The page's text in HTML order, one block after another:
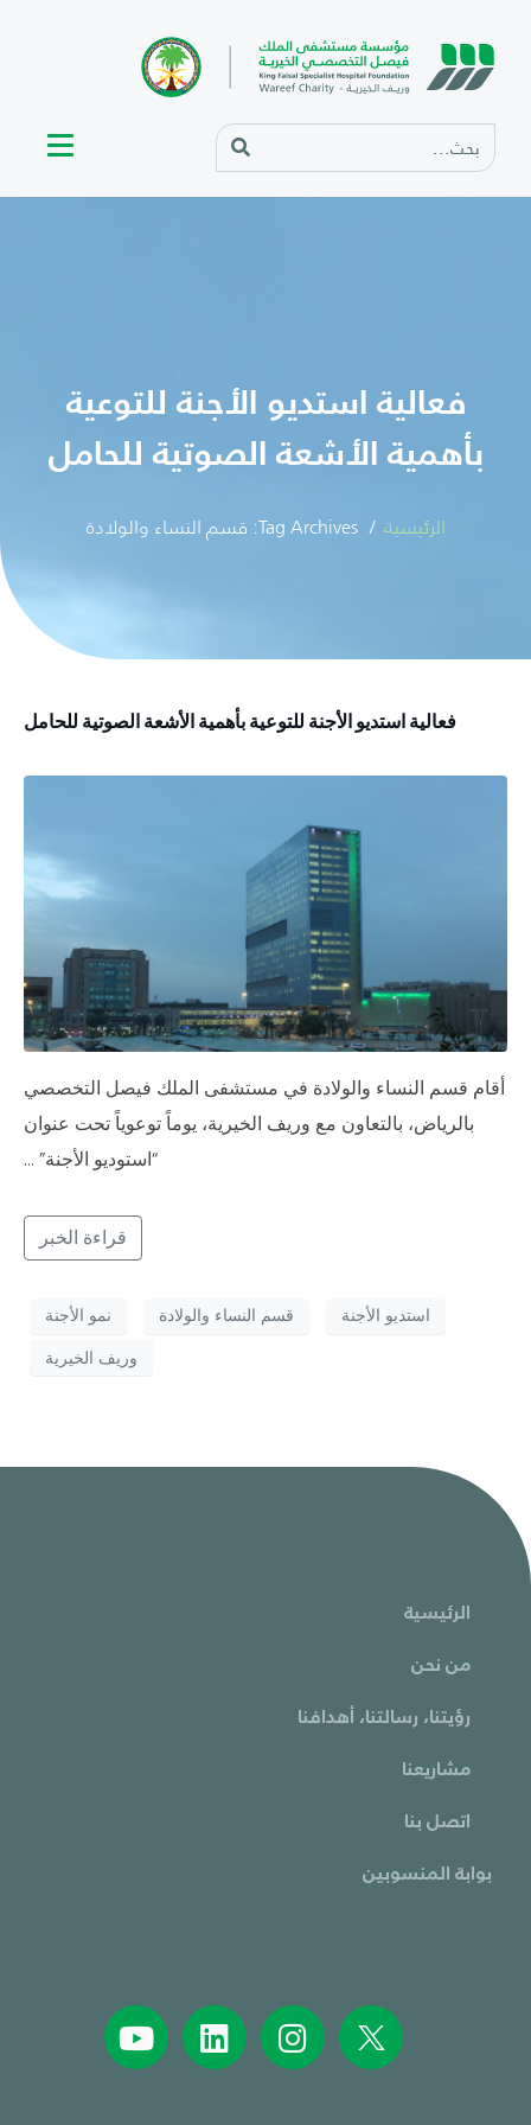
فعالية استديو الأجنة للتوعية
بأهمية الأشعة الصوتية للحامل
الرئيسية Tag Archives: قسم النساء والولادة
فعالية استديو الأجنة للتوعية بأهمية الأشعة الصوتية للحامل
أقام قسم النساء والولادة في مستشفى الملك فيصل التخصصي
بالرياض، بالتعاون مع وريف الخيرية، يوماً توعوياً تحت عنوان
“استوديو الأجنة” …
قراءة الخبر
استديو الأجنة قسم النساء والولادة
نمو الأجنة
وريف الخيرية
الرئيسية
من نحن
رؤيتنا، رسالتنا، أهدافنا
مشاريعنا
اتصل بنا
بوابة المنسوبين